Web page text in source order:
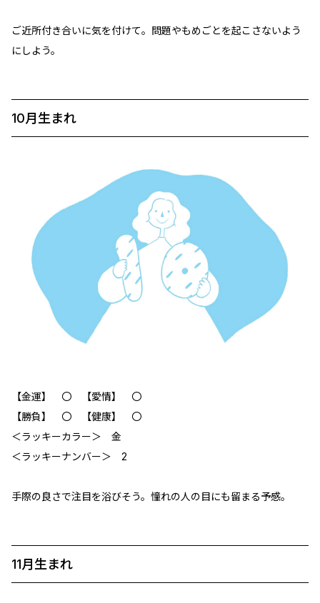
ご近所付き合いに気を付けて。問題やもめごとを起こさないよう
にしよう。
10月生まれ
【金運】 〇 【愛情】 〇
【勝負】 〇 【健康】 〇
＜ラッキーカラー＞ 金
＜ラッキーナンバー＞ 2
手際の良さで注目を浴びそう。憧れの人の目にも留まる予感。
11月生まれ